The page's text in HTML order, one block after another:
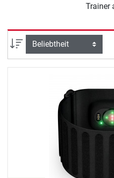
Trainer
oder
über
bietet
GPS-
Sortierung